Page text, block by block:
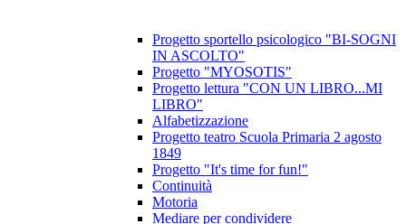
Progetto sportello psicologico "BI-SOGNI
IN ASCOLTO"
Progetto "MYOSOTIS"
Progetto lettura "CON UN LIBRO...MI
LIBRO"
Alfabetizzazione
Progetto teatro Scuola Primaria 2 agosto
1849
Progetto "It's time for fun!"
Continuità
Motoria
Mediare per condividere